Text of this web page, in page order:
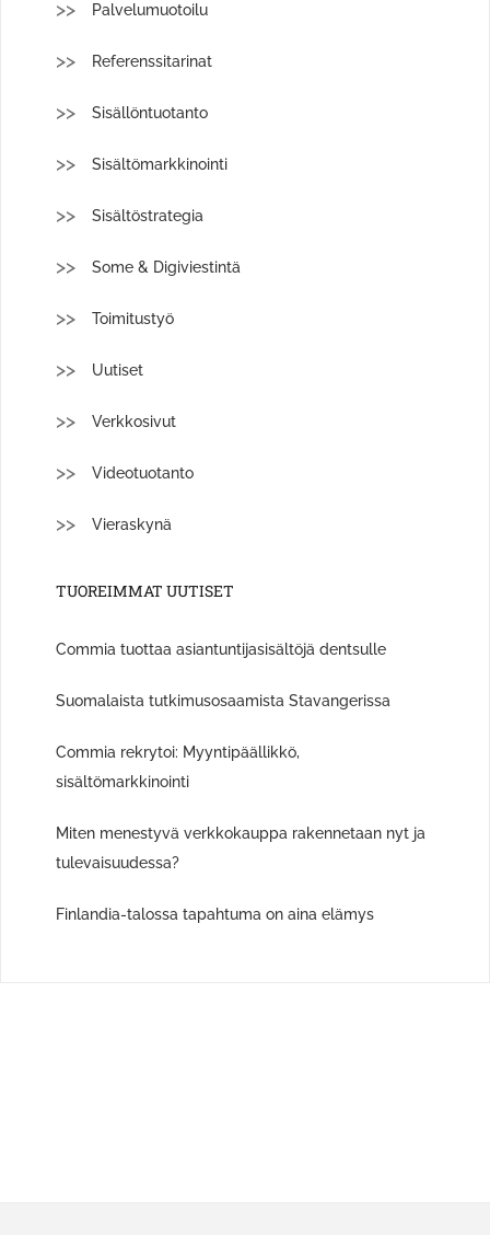
Palvelumuotoilu
Referenssitarinat
Sisällöntuotanto
Sisältömarkkinointi
Sisältöstrategia
Some & Digiviestintä
Toimitustyö
Uutiset
Verkkosivut
Videotuotanto
Vieraskynä
TUOREIMMAT UUTISET
Commia tuottaa asiantuntijasisältöjä dentsulle
Suomalaista tutkimusosaamista Stavangerissa
Commia rekrytoi: Myyntipäällikkö,
sisältömarkkinointi
Miten menestyvä verkkokauppa rakennetaan nyt ja
tulevaisuudessa?
Finlandia-talossa tapahtuma on aina elämys